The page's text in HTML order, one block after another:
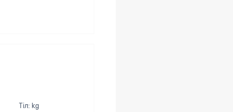
Тіл: kg